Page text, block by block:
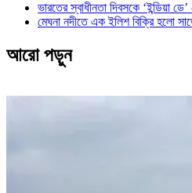
ভারতের স্বাধীনতা দিবসকে ‘ইন্ডিয়া
মেঘনা নদীতে এক ইলিশ বিক্রি হলো
আরো পড়ুন